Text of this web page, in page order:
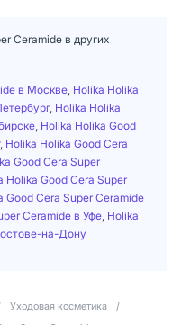
Ceramide в других
в Москве Holika Holika
, Holika Holika
Holika Holika Good
, Holika Holika Good Cera
Good Cera Super
Holika Good Cera Super
Good Cera Super Ceramide
Ceramide в Уфе Holika
на-Дону
Уходовая косметика
/